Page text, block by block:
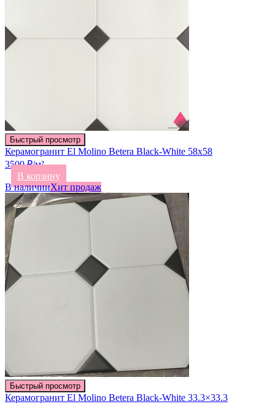
Быстрый просмотр
Керамогранит El Molino Betera Black-White 58х58
3500 ₽/м²
В корзину
В наличииХит продаж
Быстрый просмотр
Керамогранит El Molino Betera Black-White 33.3×33.3